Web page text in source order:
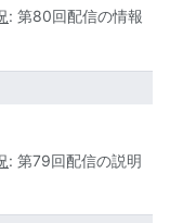
: 第80回配信の情報
: 第79回配信の説明